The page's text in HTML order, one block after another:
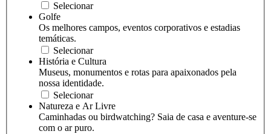
Selecionar
Golfe
Os melhores campos, eventos corporativos e estadias
temáticas.
Selecionar
História e Cultura
Museus, monumentos e rotas para apaixonados pela
nossa identidade.
Selecionar
Natureza e Ar Livre
Caminhadas ou birdwatching? Saia de casa e aventure-se
com o ar puro.